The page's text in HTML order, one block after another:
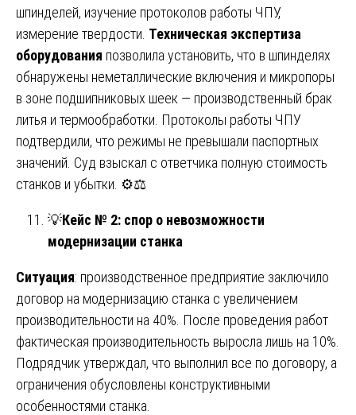
шпинделей, изучение протоколов работы ЧПУ,
измерение твердости. Техническая экспертиза
оборудования позволила установить, что в шпинделях
обнаружены неметаллические включения и микропоры
в зоне подшипниковых шеек — производственный брак
литья и термообработки. Протоколы работы ЧПУ
подтвердили, что режимы не превышали паспортных
значений. Суд взыскал с ответчика полную стоимость
станков и убытки. ⚙️⚖️
💡Кейс № 2: спор о невозможности
модернизации станка
Ситуация: производственное предприятие заключило
договор на модернизацию станка с увеличением
производительности на 40%. После проведения работ
фактическая производительность выросла лишь на 10%.
Подрядчик утверждал, что выполнил все по договору, а
ограничения обусловлены конструктивными
особенностями станка.